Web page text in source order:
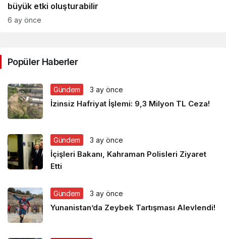
büyük etki oluşturabilir
6 ay önce
Popüler Haberler
Gündem 3 ay önce
İzinsiz Hafriyat İşlemi: 9,3 Milyon TL Ceza!
Gündem 3 ay önce
İçişleri Bakanı, Kahraman Polisleri Ziyaret
Etti
Gündem 3 ay önce
Yunanistan’da Zeybek Tartışması Alevlendi!